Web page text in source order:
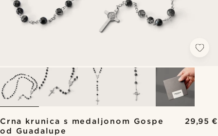
Crna krunica s medaljonom Gospe
od Guadalupe
29,95 €